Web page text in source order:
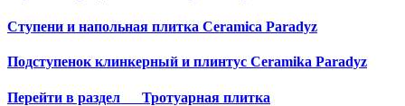
Cтупени и напольная плитка Ceramica Paradyz
Подступенок клинкерный и плинтус Ceramika Paradyz
Перейти в раздел Тротуарная плитка